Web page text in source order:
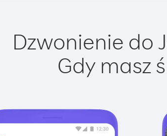
Dzwonienie do
Gdy masz